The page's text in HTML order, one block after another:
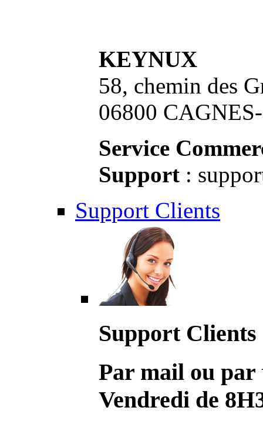
KEYNUX
58, chemin des
06800
Service
Support :
Support Clients
Support Clients
Par mail ou par
Vendredi de